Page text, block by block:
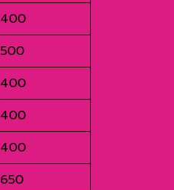
400
500
400
400
400
650